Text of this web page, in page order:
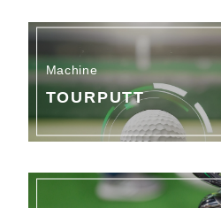
Machine
TOURPUTT